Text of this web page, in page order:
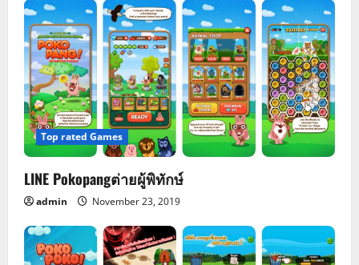
n
Top rated Games
LINE Pokopangต่ายผู้พิทักษ์
admin November 23, 2019